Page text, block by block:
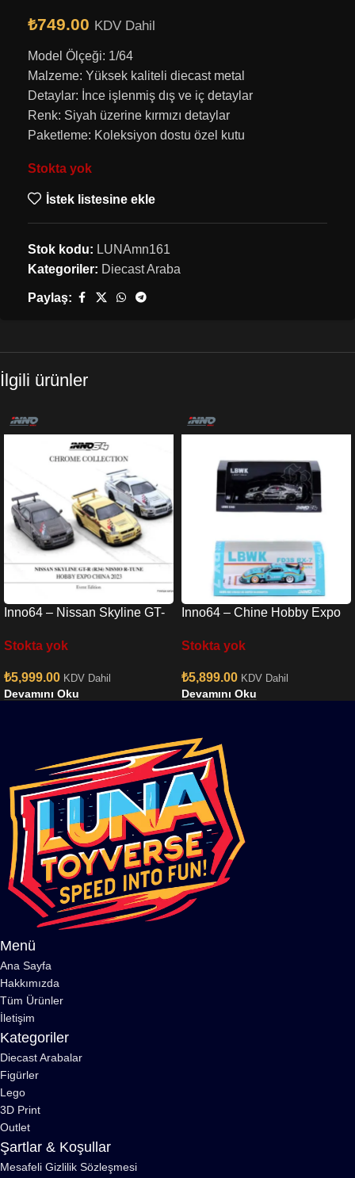
₺749.00 KDV Dahil
Model Ölçeği: 1/64
Malzeme: Yüksek kaliteli diecast metal
Detaylar: İnce işlenmiş dış ve iç detaylar
Renk: Siyah üzerine kırmızı detaylar
Paketleme: Koleksiyon dostu özel kutu
Stokta yok
İstek listesine ekle
Stok kodu: LUNAmn161
Kategoriler: Diecast Araba
Paylaş:
İlgili ürünler
Inno64 – Nissan Skyline GT-
3 Cars Set
Stokta yok
₺5,999.00 KDV Dahil
Devamını Oku
Inno64 – Chine Hobby Expo
Stokta yok
₺5,899.00 KDV Dahil
Devamını Oku
Menü
Ana Sayfa
Hakkımızda
Tüm Ürünler
İletişim
Kategoriler
Diecast Arabalar
Figürler
Lego
3D Print
Outlet
Şartlar & Koşullar
Mesafeli Gizlilik Sözleşmesi